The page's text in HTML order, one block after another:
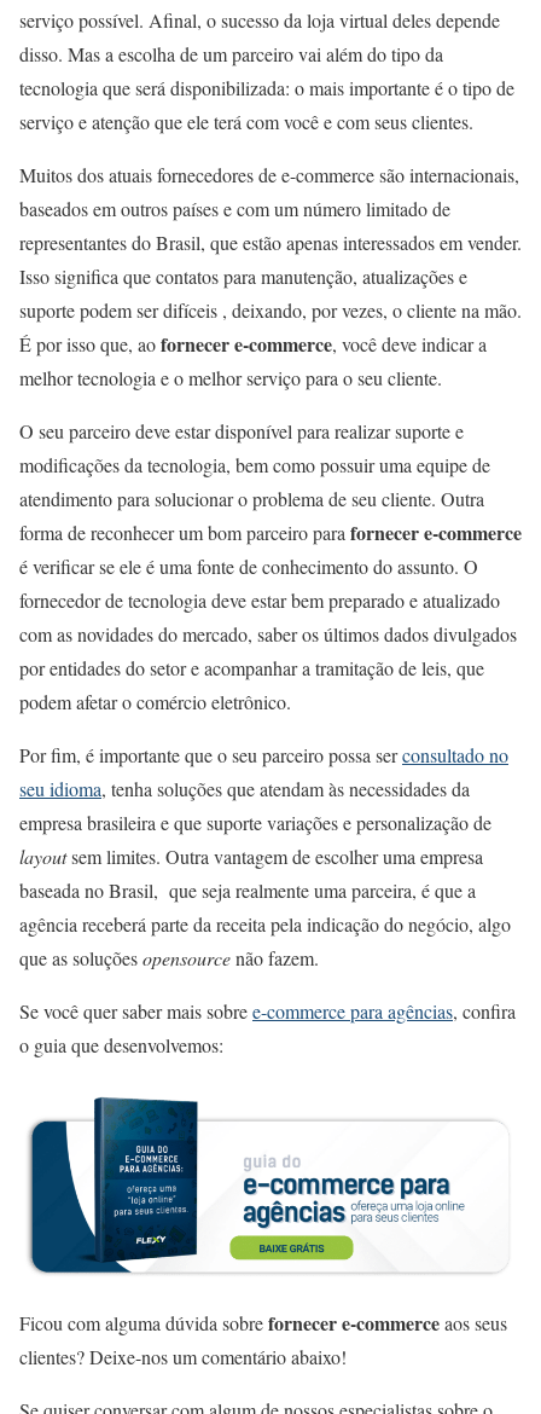
serviço possível. Afinal, o sucesso da loja virtual deles depende
disso. Mas a escolha de um parceiro vai além do tipo da
tecnologia que será disponibilizada: o mais importante é o tipo de
serviço e atenção que ele terá com você e com seus clientes.
Muitos dos atuais fornecedores de e-commerce são internacionais,
baseados em outros países e com um número limitado de
representantes do Brasil, que estão apenas interessados em vender.
Isso significa que contatos para manutenção, atualizações e
suporte podem ser difíceis , deixando, por vezes, o cliente na mão.
É por isso que, aofornecer e-commerce, você deve indicar a
melhor tecnologia e o melhor serviço para o seu cliente.
O seu parceiro deve estar disponível para realizar suporte e
modificações da tecnologia, bem como possuir uma equipe de
atendimento para solucionar o problema de seu cliente. Outra
forma de reconhecer um bom parceiro para fornecer e-commerce
é verificar se ele é uma fonte de conhecimento do assunto. O
fornecedor de tecnologia deve estar bem preparado e atualizado
com as novidades do mercado, saber os últimos dados divulgados
por entidades do setor e acompanhar a tramitação de leis, que
podem afetar o comércio eletrônico.
Por fim, é importante que o seu parceiro possa serconsultado no
seu idioma, tenha soluções que atendam às necessidades da
empresa brasileira e que suporte variações e personalização de
layoutsem limites. Outra vantagem de escolher uma empresa
baseada no Brasil, que seja realmente uma parceira, é que a
agência receberá parte da receita pela indicação do negócio, algo
que as soluçõesopensourcenão fazem.
Se você quer saber mais sobree-commerce para agências, confira
o guia que desenvolvemos:
Ficou com alguma dúvida sobrefornecer e-commerceaos seus
clientes? Deixe-nos um comentário abaixo!